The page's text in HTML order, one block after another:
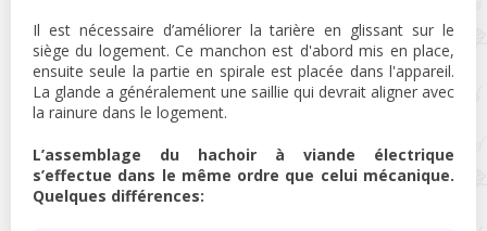
Il est nécessaire d’améliorer la tarière en glissant sur le
siège du logement. Ce manchon est d'abord mis en place,
ensuite seule la partie en spirale est placée dans l'appareil.
La glande a généralement une saillie qui devrait aligner avec
la rainure dans le logement.
L’assemblage du hachoir à viande électrique
s’effectue dans le même ordre que celui mécanique.
Quelques différences: